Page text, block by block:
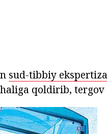
sud-tibbiy
qoldirib,